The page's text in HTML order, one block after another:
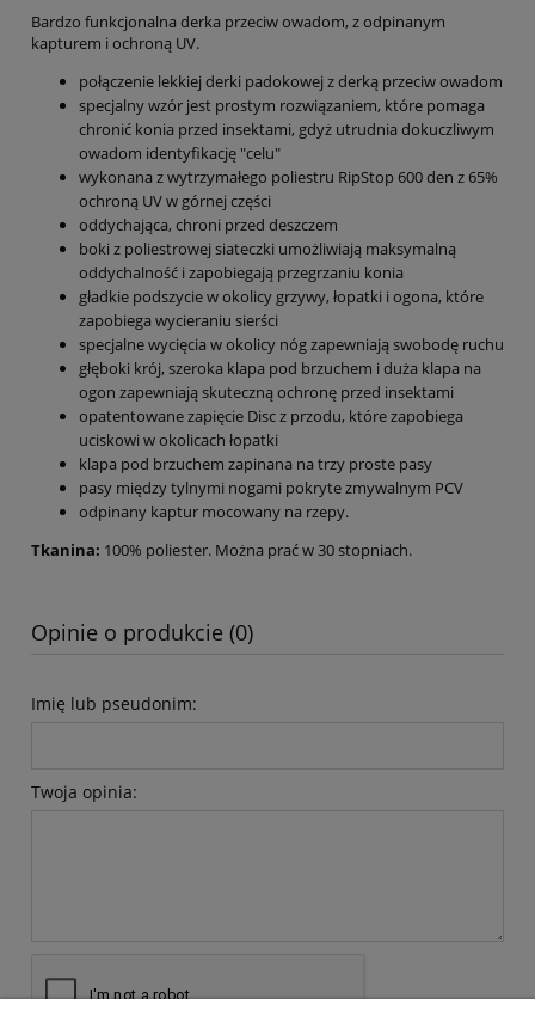
Bardzo funkcjonalna derka przeciw owadom, z odpinanym
kapturem i ochroną UV.
połączenie lekkiej derki padokowej z derką przeciw owadom
specjalny wzór jest prostym rozwiązaniem, które pomaga
chronić konia przed insektami, gdyż utrudnia dokuczliwym
owadom identyfikację "celu"
wykonana z wytrzymałego poliestru RipStop 600 den z 65%
ochroną UV w górnej części
oddychająca, chroni przed deszczem
boki z poliestrowej siateczki umożliwiają maksymalną
oddychalność i zapobiegają przegrzaniu konia
gładkie podszycie w okolicy grzywy, łopatki i ogona, które
zapobiega wycieraniu sierści
specjalne wycięcia w okolicy nóg zapewniają swobodę ruchu
głęboki krój, szeroka klapa pod brzuchem i duża klapa na
ogon zapewniają skuteczną ochronę przed insektami
opatentowane zapięcie Disc z przodu, które zapobiega
uciskowi w okolicach łopatki
klapa pod brzuchem zapinana na trzy proste pasy
pasy między tylnymi nogami pokryte zmywalnym PCV
odpinany kaptur mocowany na rzepy.
Tkanina: 100% poliester. Można prać w 30 stopniach.
Opinie o produkcie (0)
Imię lub pseudonim:
Twoja opinia: